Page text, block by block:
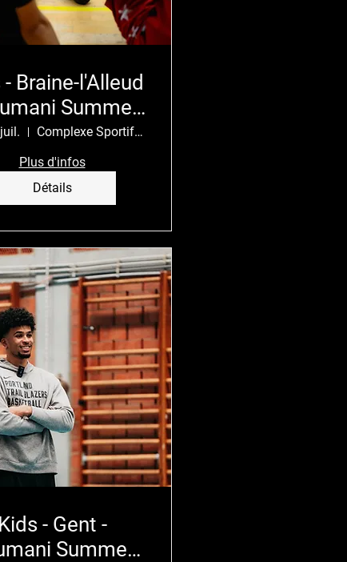
- Braine-l'Alleud
Summer
Camp
Complexe Sportif Gaston Reiff
Plus d'infos
Détails
Kids - Gent -
Summer